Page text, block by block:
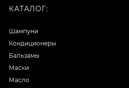
КАТАЛОГ:
Шампуни
Кондиционеры
Бальзамы
Маски
Масло